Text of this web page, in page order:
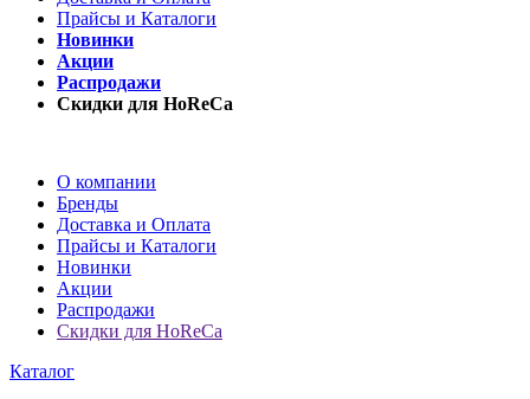
Прайсы и Каталоги
Новинки
Акции
Распродажи
Скидки для HoReCa
О компании
Бренды
Доставка и Оплата
Прайсы и Каталоги
Новинки
Акции
Распродажи
Скидки для HoReCa
Каталог